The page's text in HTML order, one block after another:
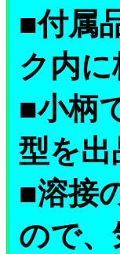
■付属
ク内
■小柄
型を出
■溶接
ので